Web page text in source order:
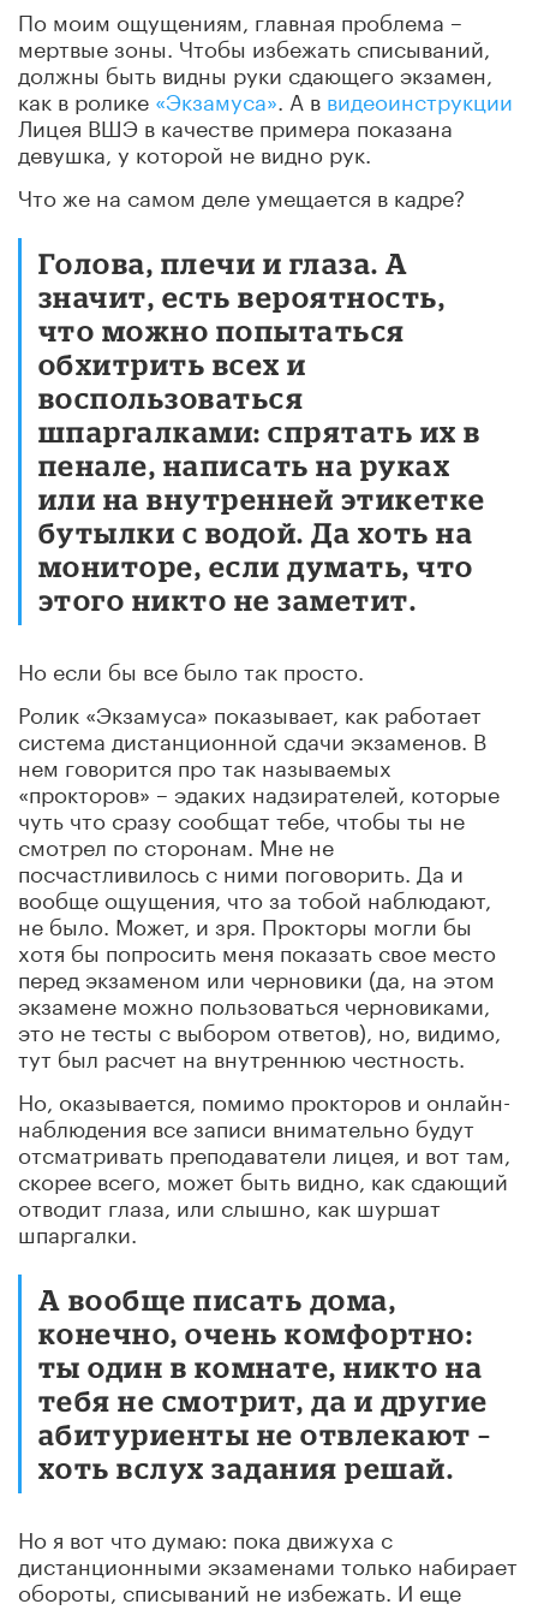
По моим ощущениям, главная проблема –
мертвые зоны. Чтобы избежать списываний,
должны быть видны руки сдающего экзамен,
как в ролике «Экзамуса» . А в видеоинструкции
Лицея ВШЭ в качестве примера показана
девушка, у которой не видно рук.
Что же на самом деле умещается в кадре?
Голова, плечи и глаза. А
значит, есть вероятность,
что можно попытаться
обхитрить всех и
воспользоваться
шпаргалками: спрятать их в
пенале, написать на руках
или на внутренней этикетке
бутылки с водой. Да хоть на
мониторе, если думать, что
этого никто не заметит.
Но если бы все было так просто.
Ролик «Экзамуса» показывает, как работает
система дистанционной сдачи экзаменов. В
нем говорится про так называемых
«прокторов» – эдаких надзирателей, которые
чуть что сразу сообщат тебе, чтобы ты не
смотрел по сторонам. Мне не
посчастливилось с ними поговорить. Да и
вообще ощущения, что за тобой наблюдают,
не было. Может, и зря. Прокторы могли бы
хотя бы попросить меня показать свое место
перед экзаменом или черновики (да, на этом
экзамене можно пользоваться черновиками,
это не тесты с выбором ответов), но, видимо,
тут был расчет на внутреннюю честность.
Но, оказывается, помимо прокторов и онлайн-
наблюдения все записи внимательно будут
отсматривать преподаватели лицея, и вот там,
скорее всего, может быть видно, как сдающий
отводит глаза, или слышно, как шуршат
шпаргалки.
А вообще писать дома,
конечно, очень комфортно:
ты один в комнате, никто на
тебя не смотрит, да и другие
абитуриенты не отвлекают –
хоть вслух задания решай.
Но я вот что думаю: пока движуха с
дистанционными экзаменами только набирает
обороты, списываний не избежать. И еще